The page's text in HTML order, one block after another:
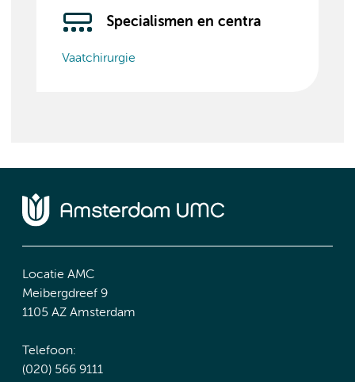
Specialismen en centra
Vaatchirurgie
Locatie AMC
Meibergdreef 9
1105 AZ Amsterdam
Telefoon:
(020) 566 9111